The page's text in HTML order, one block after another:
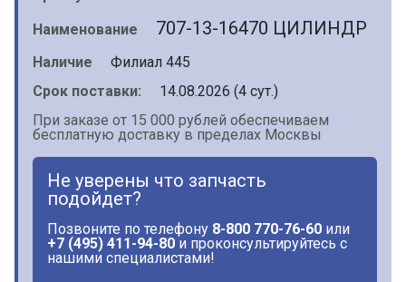
Наименование 707-13-16470 ЦИЛИНДР
Наличие
Филиал 445
Срок поставки:
14.08.2026 (4 сут.)
При заказе от 15 000 рублей обеспечиваем
бесплатную доставку в пределах Москвы
Не уверены что запчасть
подойдет?
Позвоните по телефону 8-800 770-76-60 или
+7 (495) 411-94-80 и проконсультируйтесь с
нашими специалистами!